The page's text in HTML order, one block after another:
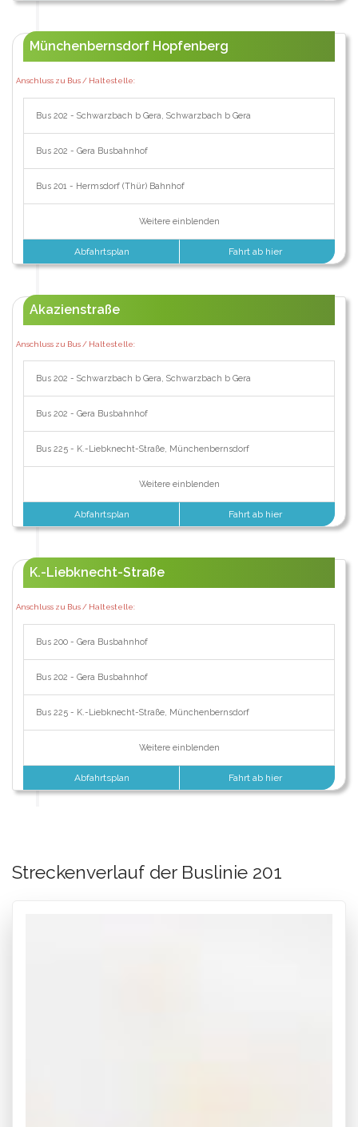
Münchenbernsdorf Hopfenberg
Anschluss zu Bus / Haltestelle:
Bus 202 - Schwarzbach b Gera, Schwarzbach b Gera
Bus 202 - Gera Busbahnhof
Bus 201 - Hermsdorf (Thür) Bahnhof
Weitere einblenden
Abfahrtsplan Fahrt ab hier
Akazienstraße
Anschluss zu Bus / Haltestelle:
Bus 202 - Schwarzbach b Gera, Schwarzbach b Gera
Bus 202 - Gera Busbahnhof
Bus 225 - K.-Liebknecht-Straße, Münchenbernsdorf
Weitere einblenden
Abfahrtsplan Fahrt ab hier
K.-Liebknecht-Straße
Anschluss zu Bus / Haltestelle:
Bus 200 - Gera Busbahnhof
Bus 202 - Gera Busbahnhof
Bus 225 - K.-Liebknecht-Straße, Münchenbernsdorf
Weitere einblenden
Abfahrtsplan Fahrt ab hier
Streckenverlauf der Buslinie 201